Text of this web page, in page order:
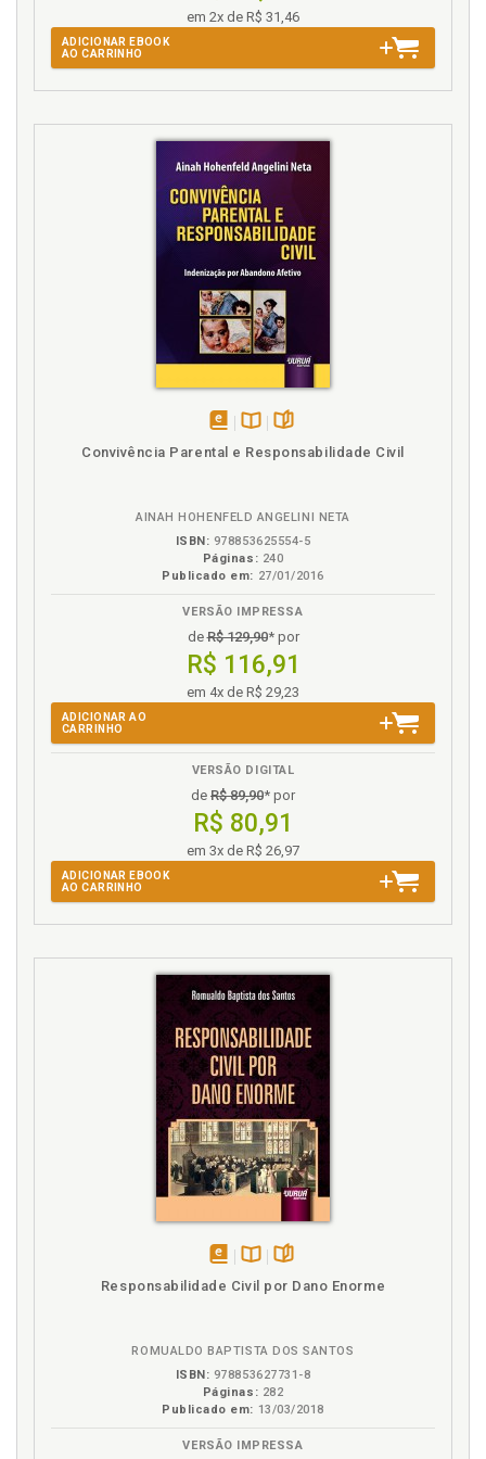
decorrentes das técnicas de engenharia genética, p.
64
Engenharia genética. Prática de engenharia
Engenharia genética. Principais implicações éticas
Engenharia genética. Técnicas de engenharia
Estrutura do tipo de injusto dos delitos relativos às
manipulações genéticas, p. 207
Ética. Genética: considerações gerais e
questionamentos éticos, p. 17
Ética. Principais implicações éticas das técnicas de
engenharia genética, p. 85
Exportação. Produção, armazenamento, transporte,
comercialização, importação ou exportação
irregular de OGM, p. 261
Genes, cromossomos e ácidos nucléicos, p. 29
Genética. Manipulações genéticas e
hereditariedade, p. 23
Genética: conceito e evolução histórica, p. 23
Genética: considerações gerais e questionamentos
éticos, p. 17
Genética e Direitos Humanos, p. 141
Genoma humano. Projetos de investigação sobre o
genoma humano, p. 69
Genotecnologia. Bem jurídico protegido através da
incriminação das novas genotecnologias, p. 168
Ginecologia. Manipulação genética e manipulação
ginecológica, p. 41
Hereditariedade. Manipulações genéticas e
hereditariedade, p. 23
Importação. Produção, armazenamento, transporte,
comercialização, importação ou exportação
irregular de OGM, p. 261
Informação. Direito à informação e intimidade
genética, p. 136
Intimidade genética. Direito à informação e
intimidade genética, p. 136
investigação, p. 130
Investigação. Projetos de investigação sobre o
genoma humano, p. 69
em 2x de R$ 31,46
ADICIONAR EBOOK
AO CARRINHO
Convivência Parental e Responsabilidade Civil
AINAH HOHENFELD ANGELINI NETA
ISBN: 978853625554-5
Páginas: 240
Publicado em: 27/01/2016
VERSÃO IMPRESSA
deR$ 129,90* por
R$ 116,91
em 4x de R$ 29,23
ADICIONAR AO
CARRINHO
VERSÃO DIGITAL
de R$ 89,90* por
R$ 80,91
em 3x de R$ 26,97
ADICIONAR EBOOK
AO CARRINHO
Responsabilidade Civil por Dano Enorme
ROMUALDO BAPTISTA DOS SANTOS
ISBN: 978853627731-8
Páginas: 282
Publicado em: 13/03/2018
VERSÃO IMPRESSA